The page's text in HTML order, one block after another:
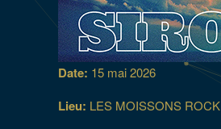
Date: 15 mai 2026
Lieu: LES MOISSONS ROCK